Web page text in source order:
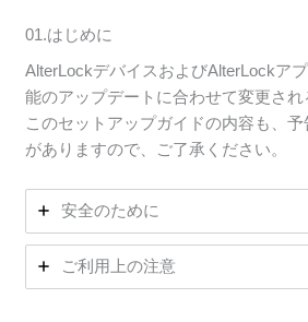
01.はじめに
AlterLockデバイスおよびAlterLockア
能のアップデートに合わせて変更され
このセットアップガイドの内容も、
がありますので、ご了承ください。
安全のために
ご利用上の注意